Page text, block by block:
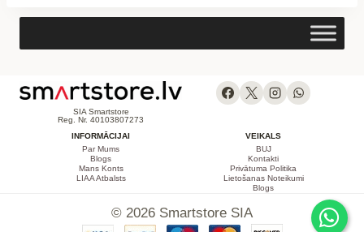
SIA Smartstore
Reg. Nr. 40103807273
INFORMĀCIJAI
Par Mums
Blogs
Mans Konts
LIAA Atbalsts
VEIKALS
BUJ
Kontakti
Privātuma Politika
Lietošanas Noteikumi
Blogs
© 2026 Smartstore SIA